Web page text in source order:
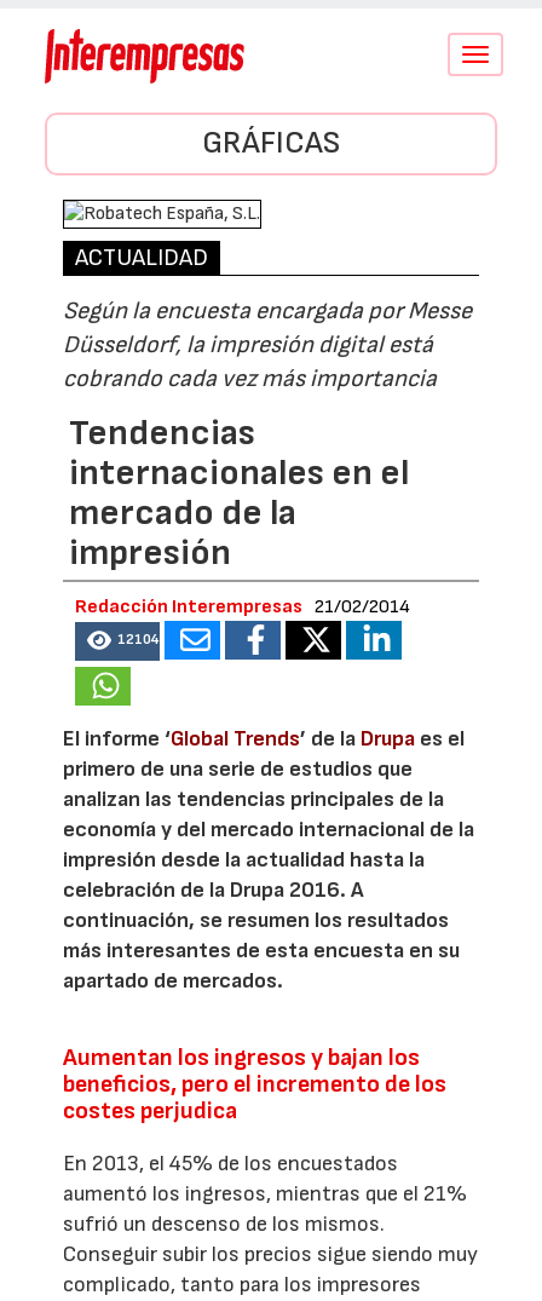
Conmutar
GRÁFICAS
ACTUALIDAD
Según la encuesta encargada por Messe
Düsseldorf, la impresión digital está
cobrando cada vez más importancia
Tendencias
internacionales en el
mercado de la
impresión
Redacción Interempresas 21/02/2014
12104
El informe ‘Global Trends’ de la Drupa es el
primero de una serie de estudios que
analizan las tendencias principales de la
economía y del mercado internacional de la
impresión desde la actualidad hasta la
celebración de la Drupa 2016. A
continuación, se resumen los resultados
más interesantes de esta encuesta en su
apartado de mercados.
Aumentan los ingresos y bajan los
beneficios, pero el incremento de los
costes perjudica
En 2013, el 45% de los encuestados
aumentó los ingresos, mientras que el 21%
sufrió un descenso de los mismos.
Conseguir subir los precios sigue siendo muy
complicado, tanto para los impresores